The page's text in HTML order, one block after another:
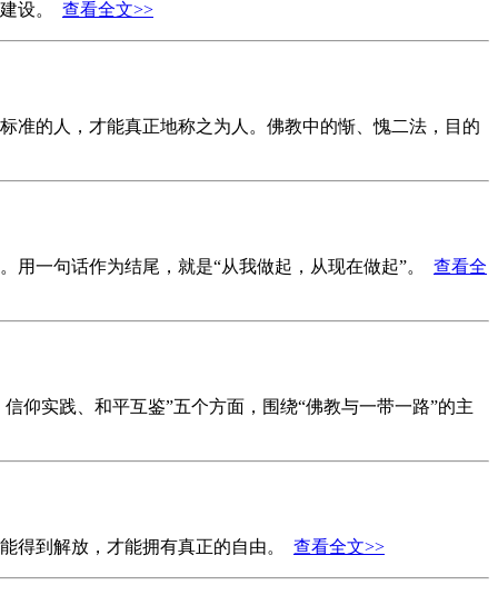
设。 查看全文>>
准的人，才能真正地称之为人。佛教中的惭、愧二法，目的
用一句话作为结尾，就是“从我做起，从现在做起”。 查看全
仰实践、和平互鉴”五个方面，围绕“佛教与一带一路”的主
得到解放，才能拥有真正的自由。 查看全文>>